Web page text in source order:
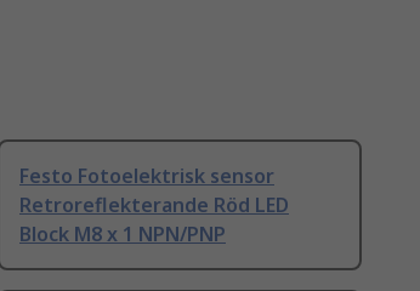
Festo Fotoelektrisk sensor
Retroreflekterande Röd LED
Block M8 x 1 NPN/PNP